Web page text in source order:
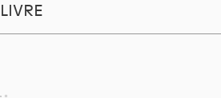
LIVRE